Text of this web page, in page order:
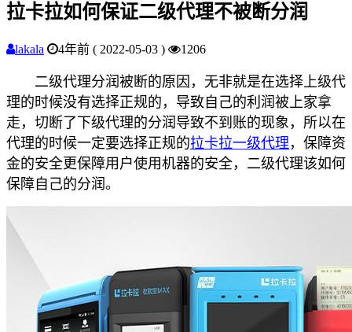
拉卡拉如何保证二级代理不被断分润
lakala 4年前 ( 2022-05-03 ) 1206
二级代理分润被断的原因，无非就是在选择上级代
理的时候没有选择正规的，导致自己的利润被上家拿
走，切断了下级代理的分润导致不到账的现象，所以在
代理的时候一定要选择正规的拉卡拉一级代理，保障资
金的安全更保障用户使用机器的安全，二级代理该如何
保障自己的分润。